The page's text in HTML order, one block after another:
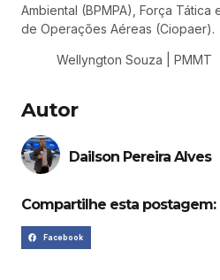
Ambiental (BPMPA), Força
de Operações Aéreas (Ciopaer).
Wellyngton Souza | PMMT
Autor
Dailson Pereira Alves
Compartilhe esta postagem:
Facebook